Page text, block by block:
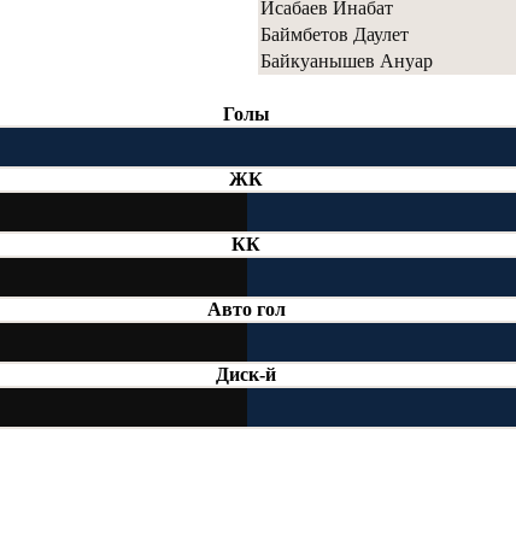
Исабаев Инабат
Баймбетов Даулет
Байкуанышев Ануар
Голы
ЖК
КК
Авто гол
Диск-й